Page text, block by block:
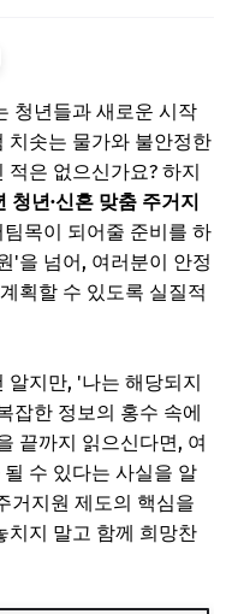
청년들과 새로운 시작
치솟는 물가와 불안정한
은 없으신가요? 하지
청년·신혼 맞춤 주거지
목이 되어줄 준비를 하
'을 넘어, 여러분이 안정
획할 수 있도록 실질적
알지만, '나는 해당되지
잡한 정보의 홍수 속에
끝까지 읽으신다면, 여
될 수 있다는 사실을 알
거지원 제도의 핵심을
치지 말고 함께 희망찬